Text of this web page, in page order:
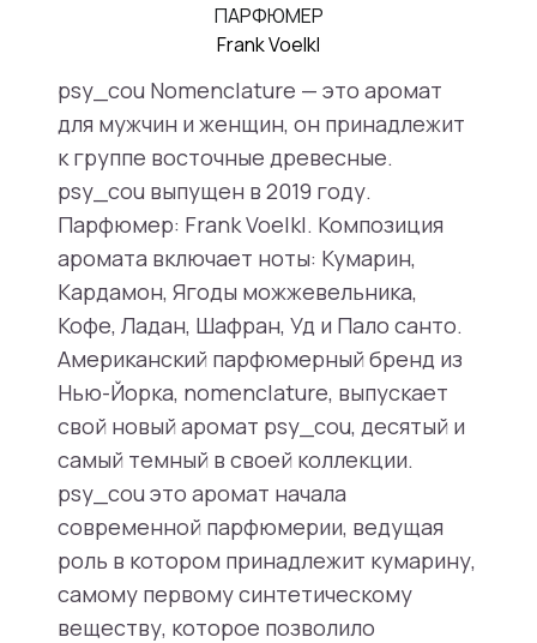
ПАРФЮМЕР
Frank Voelkl
psy_cou Nomenclature — это аромат
для мужчин и женщин, он принадлежит
к группе восточные древесные.
psy_cou выпущен в 2019 году.
Парфюмер: Frank Voelkl. Композиция
аромата включает ноты: Кумарин,
Кардамон, Ягоды можжевельника,
Кофе, Ладан, Шафран, Уд и Пало санто.
Американский парфюмерный бренд из
Нью-Йорка, nomenclature, выпускает
свой новый аромат psy_cou, десятый и
самый темный в своей коллекции.
psy_cou это аромат начала
современной парфюмерии, ведущая
роль в котором принадлежит кумарину,
самому первому синтетическому
веществу, которое позволило